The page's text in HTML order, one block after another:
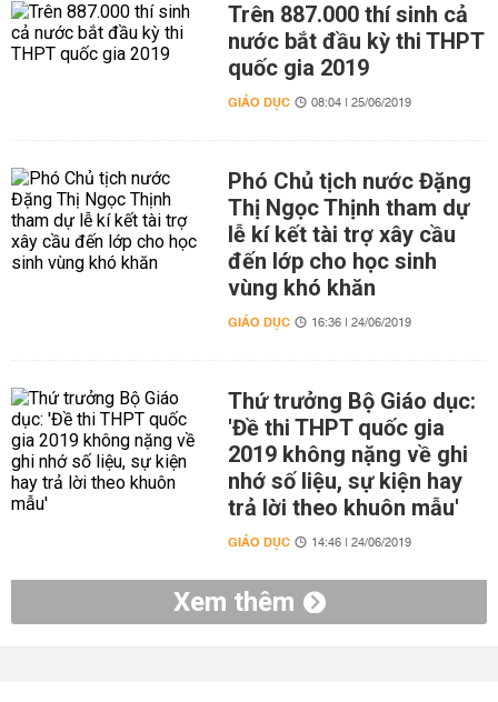
Trên 887.000 thí sinh cả
nước bắt đầu kỳ thi THPT
quốc gia 2019
GIÁO DỤC 08:04 | 25/06/2019
Phó Chủ tịch nước Đặng
Thị Ngọc Thịnh tham dự
lễ kí kết tài trợ xây cầu
đến lớp cho học sinh
vùng khó khăn
GIÁO DỤC 16:36 | 24/06/2019
Thứ trưởng Bộ Giáo dục:
'Đề thi THPT quốc gia
2019 không nặng về ghi
nhớ số liệu, sự kiện hay
trả lời theo khuôn mẫu'
GIÁO DỤC 14:46 | 24/06/2019
Xem thêm